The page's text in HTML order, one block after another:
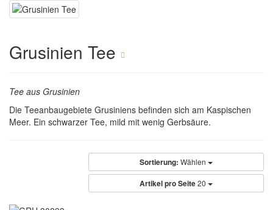
Grusinien Tee
Tee aus Grusinien
Die Teeanbaugebiete Grusiniens befinden sich am Kaspischen
Meer. Ein schwarzer Tee, mild mit wenig Gerbsäure.
Sortierung: Wählen
Artikel pro Seite20